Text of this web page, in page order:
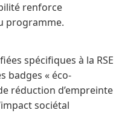
renforce
programme.
spécifiques à la RSE
badges « éco-
réduction d’empreinte
sociétal